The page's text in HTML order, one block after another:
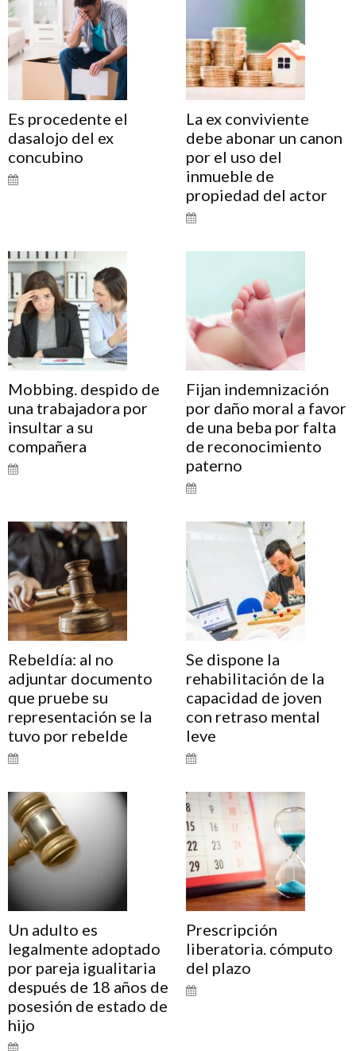
Es procedente el
dasalojo del ex
concubino
La ex conviviente
debe abonar un canon
por el uso del
inmueble de
propiedad del actor
Mobbing. despido de
una trabajadora por
insultar a su
compañera
Fijan indemnización
por daño moral a favor
de una beba por falta
de reconocimiento
paterno
Rebeldía: al no
adjuntar documento
que pruebe su
representación se la
tuvo por rebelde
Se dispone la
rehabilitación de la
capacidad de joven
con retraso mental
leve
Un adulto es
legalmente adoptado
por pareja igualitaria
después de 18 años de
posesión de estado de
hijo
Prescripción
liberatoria. cómputo
del plazo